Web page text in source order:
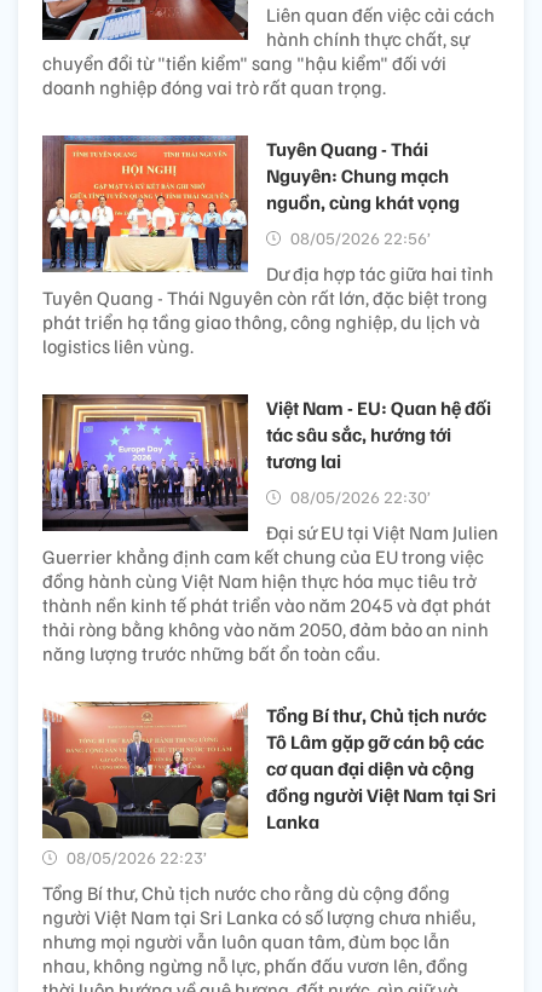
Liên quan đến việc cải cách
hành chính thực chất, sự
chuyển đổi từ "tiền kiểm" sang "hậu kiểm" đối với
doanh nghiệp đóng vai trò rất quan trọng.
Tuyên Quang - Thái
Nguyên: Chung mạch
nguồn, cùng khát vọng
08/05/2026 22:56’
Dư địa hợp tác giữa hai tỉnh
Tuyên Quang - Thái Nguyên còn rất lớn, đặc biệt trong
phát triển hạ tầng giao thông, công nghiệp, du lịch và
logistics liên vùng.
Việt Nam - EU: Quan hệ đối
tác sâu sắc, hướng tới
tương lai
08/05/2026 22:30’
Đại sứ EU tại Việt Nam Julien
Guerrier khẳng định cam kết chung của EU trong việc
đồng hành cùng Việt Nam hiện thực hóa mục tiêu trở
thành nền kinh tế phát triển vào năm 2045 và đạt phát
thải ròng bằng không vào năm 2050, đảm bảo an ninh
năng lượng trước những bất ổn toàn cầu.
Tổng Bí thư, Chủ tịch nước
Tô Lâm gặp gỡ cán bộ các
cơ quan đại diện và cộng
đồng người Việt Nam tại Sri
Lanka
08/05/2026 22:23’
Tổng Bí thư, Chủ tịch nước cho rằng dù cộng đồng
người Việt Nam tại Sri Lanka có số lượng chưa nhiều,
nhưng mọi người vẫn luôn quan tâm, đùm bọc lẫn
nhau, không ngừng nỗ lực, phấn đấu vươn lên, đồng